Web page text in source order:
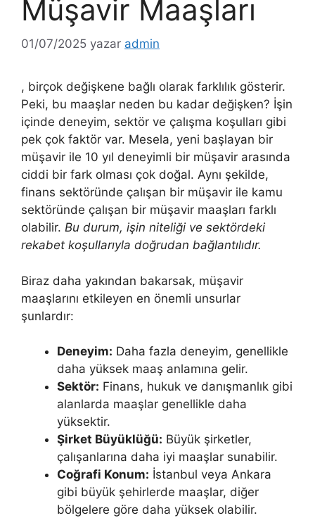
Müşavir Maaşları
01/07/2025 yazar admin
, birçok değişkene bağlı olarak farklılık gösterir.
Peki, bu maaşlar neden bu kadar değişken? İşin
içinde deneyim, sektör ve çalışma koşulları gibi
pek çok faktör var. Mesela, yeni başlayan bir
müşavir ile 10 yıl deneyimli bir müşavir arasında
ciddi bir fark olması çok doğal. Aynı şekilde,
finans sektöründe çalışan bir müşavir ile kamu
sektöründe çalışan bir müşavir maaşları farklı
olabilir. Bu durum, işin niteliği ve sektördeki
rekabet koşullarıyla doğrudan bağlantılıdır.
Biraz daha yakından bakarsak, müşavir
maaşlarını etkileyen en önemli unsurlar
şunlardır:
Deneyim: Daha fazla deneyim, genellikle
daha yüksek maaş anlamına gelir.
Sektör: Finans, hukuk ve danışmanlık gibi
alanlarda maaşlar genellikle daha
yüksektir.
Şirket Büyüklüğü: Büyük şirketler,
çalışanlarına daha iyi maaşlar sunabilir.
Coğrafi Konum: İstanbul veya Ankara
gibi büyük şehirlerde maaşlar, diğer
bölgelere göre daha yüksek olabilir.